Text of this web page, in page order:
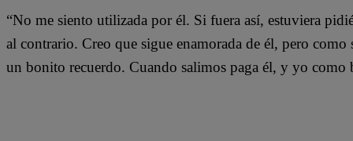
“No me siento utilizada por él. Si fuera así, estuviera
al contrario. Creo que sigue enamorada de él, pero como
un bonito recuerdo. Cuando salimos paga él, y yo como